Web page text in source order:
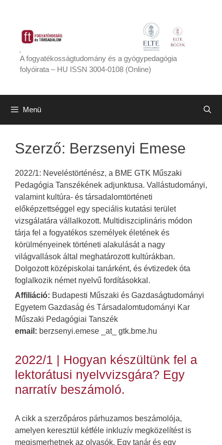
tartalomba
A fogyatékosságtudomány és a gyógypedagógia
folyóirata – HU ISSN 3004-0108 (Online)
Menü
Szerző: Berzsenyi Emese
2022/1: Neveléstörténész, a BME GTK Műszaki
Pedagógia Tanszékének adjunktusa. Vallástudományi,
valamint kultúra- és társadalomtörténeti
előképzettséggel egy speciális kutatási terület
vizsgálatára vállalkozott. Multidiszciplináris módon
tárja fel a fogyatékos személyek életének és
körülményeinek történeti alakulását a nagy
világvallások által meghatározott kultúrákban.
Dolgozott középiskolai tanárként, és évtizedek óta
foglalkozik német nyelvű fordításokkal.
Affiliáció: Budapesti Műszaki és Gazdaságtudományi
Egyetem Gazdaság és Társadalomtudományi Kar
Műszaki Pedagógiai Tanszék
email: berzsenyi.emese _at_ gtk.bme.hu
2022/1 | Hogyan készültünk fel a
lektorátusi nyelvvizsgára? Egy
narratív beszámoló.
A cikk a szerzőpáros párhuzamos beszámolója,
amelyen keresztül kétféle inkluzív megközelítést is
megismerhetnek az olvasók. Egy tanár és egy